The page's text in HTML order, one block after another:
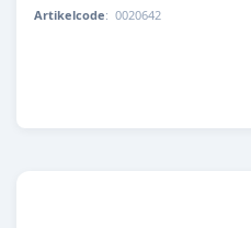
Artikelcode: 0020642